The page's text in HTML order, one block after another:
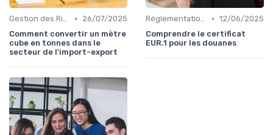
Gestion des Risques •
26/07/2025
Comment convertir un mètre
cube en tonnes dans le
secteur de l'import-export
Réglementations Douanières • 12/06/2025
Comprendre le certificat
EUR.1 pour les douanes